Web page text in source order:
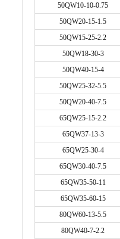
50QW10-10-0.75
50QW20-15-1.5
50QW15-25-2.2
50QW18-30-3
50QW40-15-4
50QW25-32-5.5
50QW20-40-7.5
65QW25-15-2.2
65QW37-13-3
65QW25-30-4
65QW30-40-7.5
65QW35-50-11
65QW35-60-15
80QW60-13-5.5
80QW40-7-2.2